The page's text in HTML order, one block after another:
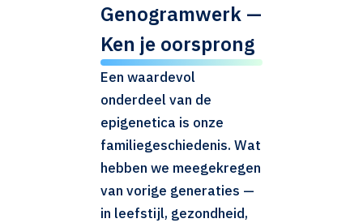
Genogramwerk —
Ken je oorsprong
Een waardevol
onderdeel van de
epigenetica is onze
familiegeschiedenis. Wat
hebben we meegekregen
van vorige generaties —
in leefstijl, gezondheid,